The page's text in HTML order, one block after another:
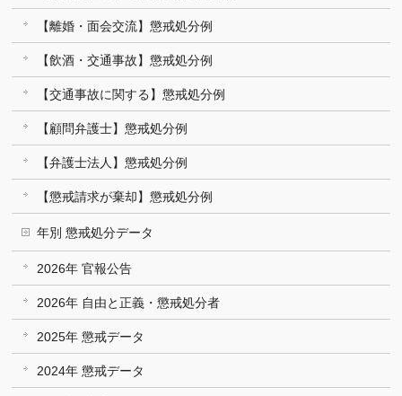
【離婚・面会交流】懲戒処分例
【飲酒・交通事故】懲戒処分例
【交通事故に関する】懲戒処分例
【顧問弁護士】懲戒処分例
【弁護士法人】懲戒処分例
【懲戒請求が棄却】懲戒処分例
年別 懲戒処分データ
2026年 官報公告
2026年 自由と正義・懲戒処分者
2025年 懲戒データ
2024年 懲戒データ